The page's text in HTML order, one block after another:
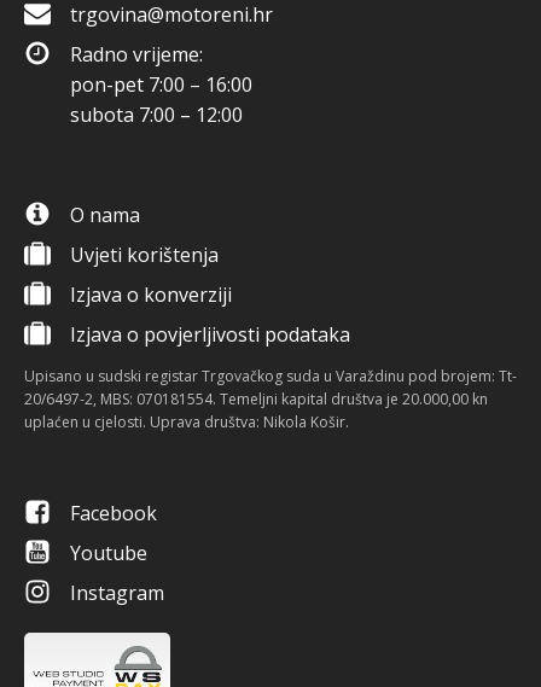
trgovina@motoreni.hr
Radno vrijeme:
pon-pet 7:00 – 16:00
subota 7:00 – 12:00
O nama
Uvjeti korištenja
Izjava o konverziji
Izjava o povjerljivosti podataka
Upisano u sudski registar Trgovačkog suda u Varaždinu pod brojem: Tt-
20/6497-2, MBS: 070181554. Temeljni kapital društva je 20.000,00 kn
uplaćen u cjelosti. Uprava društva: Nikola Košir.
Facebook
Youtube
Instagram